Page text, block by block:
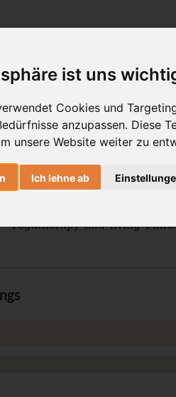
ist uns
Cookies und
anzupassen. Diese
unsere Website weiter zu
Ich lehne ab
AYI ®Expert Ulm
Yogatherapy and living